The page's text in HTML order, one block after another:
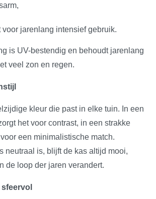
voor jarenlang intensief gebruik.
is UV-bestendig en behoudt jarenlang
veel zon en regen.
kleur die past in elke tuin. In een
het voor contrast, in een strakke
een minimalistische match.
neutraal is, blijft de kas altijd mooi,
de loop der jaren verandert.